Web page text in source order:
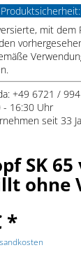
mit dem
+49 6721 /
- 16:30 Uhr
seit 33
SK
ohne
*